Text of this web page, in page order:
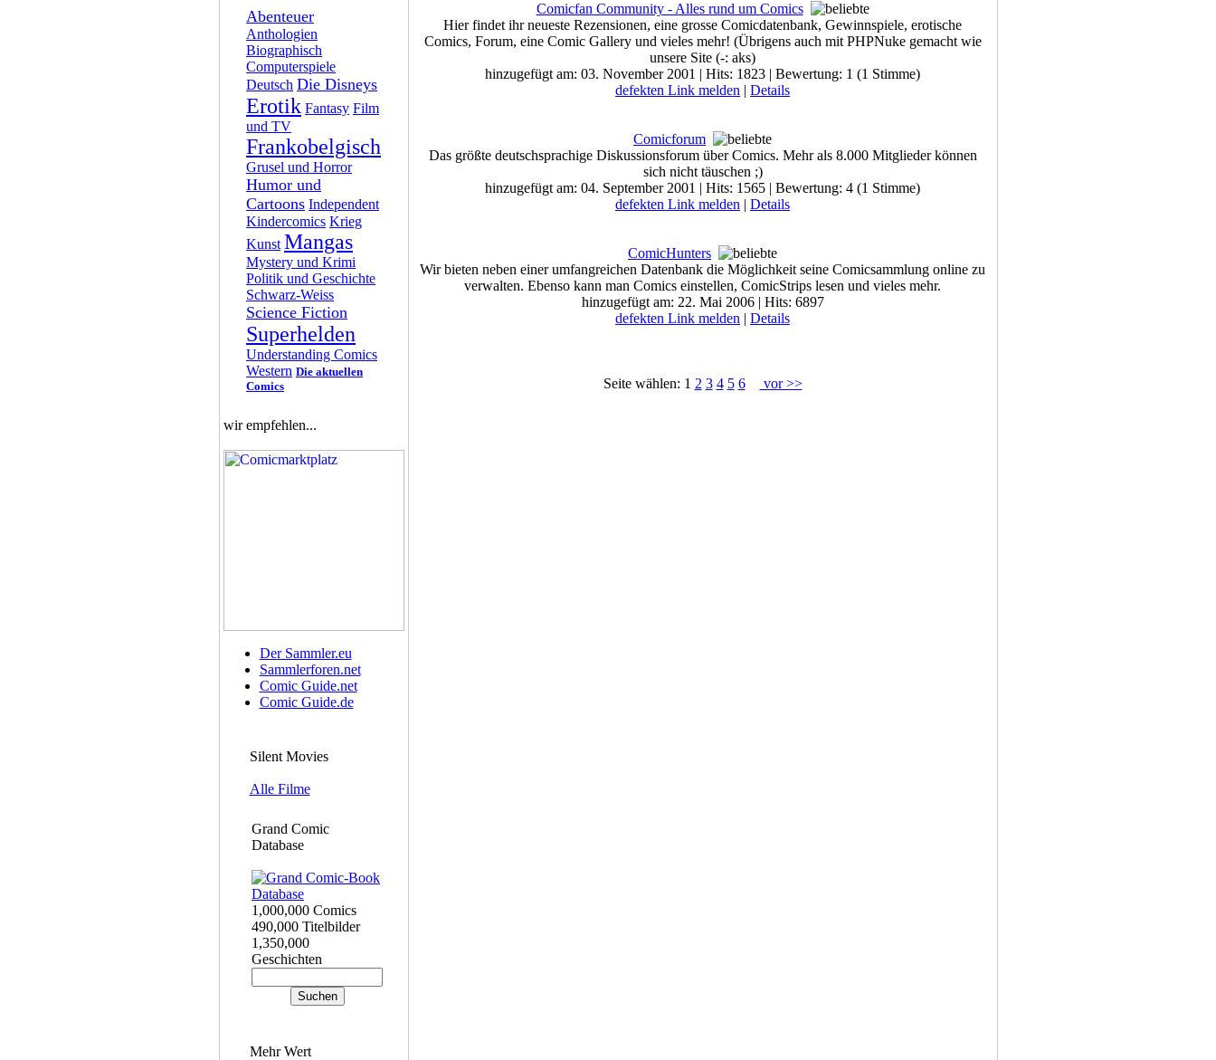
Abenteuer
Anthologien
Biographisch
Computerspiele
Deutsch Die Disneys
Erotik Fantasy Film
und TV
Frankobelgisch
Grusel und Horror
Humor und
Cartoons Independent
Kindercomics Krieg
Kunst Mangas
Mystery und Krimi
Politik und Geschichte
Schwarz-Weiss
Science Fiction
Superhelden
Understanding Comics
Western Die aktuellen
Comics
wir empfehlen...
Der Sammler.eu
Sammlerforen.net
Comic Guide.net
Comic Guide.de
Silent Movies
Alle Filme
Grand Comic
Database
1,000,000 Comics
490,000 Titelbilder
1,350,000
Geschichten
Mehr Wert
Comicfan Community - Alles rund um Comics
Hier findet ihr neueste Rezensionen, eine grosse Comicdatenbank, Gewinnspiele, erotische
Comics, Forum, eine Comic Gallery und vieles mehr! (Übrigens auch mit PHPNuke gemacht wie
unsere Site (-: aks)
hinzugefügt am: 03. November 2001 | Hits: 1823 | Bewertung: 1 (1 Stimme)
defekten Link melden | Details
Comicforum
Das größte deutschsprachige Diskussionsforum über Comics. Mehr als 8.000 Mitglieder können
sich nicht täuschen ;)
hinzugefügt am: 04. September 2001 | Hits: 1565 | Bewertung: 4 (1 Stimme)
defekten Link melden | Details
ComicHunters
Wir bieten neben einer umfangreichen Datenbank die Möglichkeit seine Comicsammlung online zu
verwalten. Ebenso kann man Comics einstellen, ComicStrips lesen und vieles mehr.
hinzugefügt am: 22. Mai 2006 | Hits: 6897
defekten Link melden | Details
Seite wählen: 1 2 3 4 5 6 vor >>